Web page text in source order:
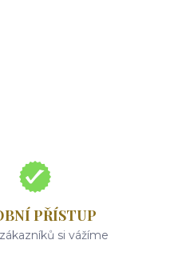
PŘÍSTUP
si vážíme